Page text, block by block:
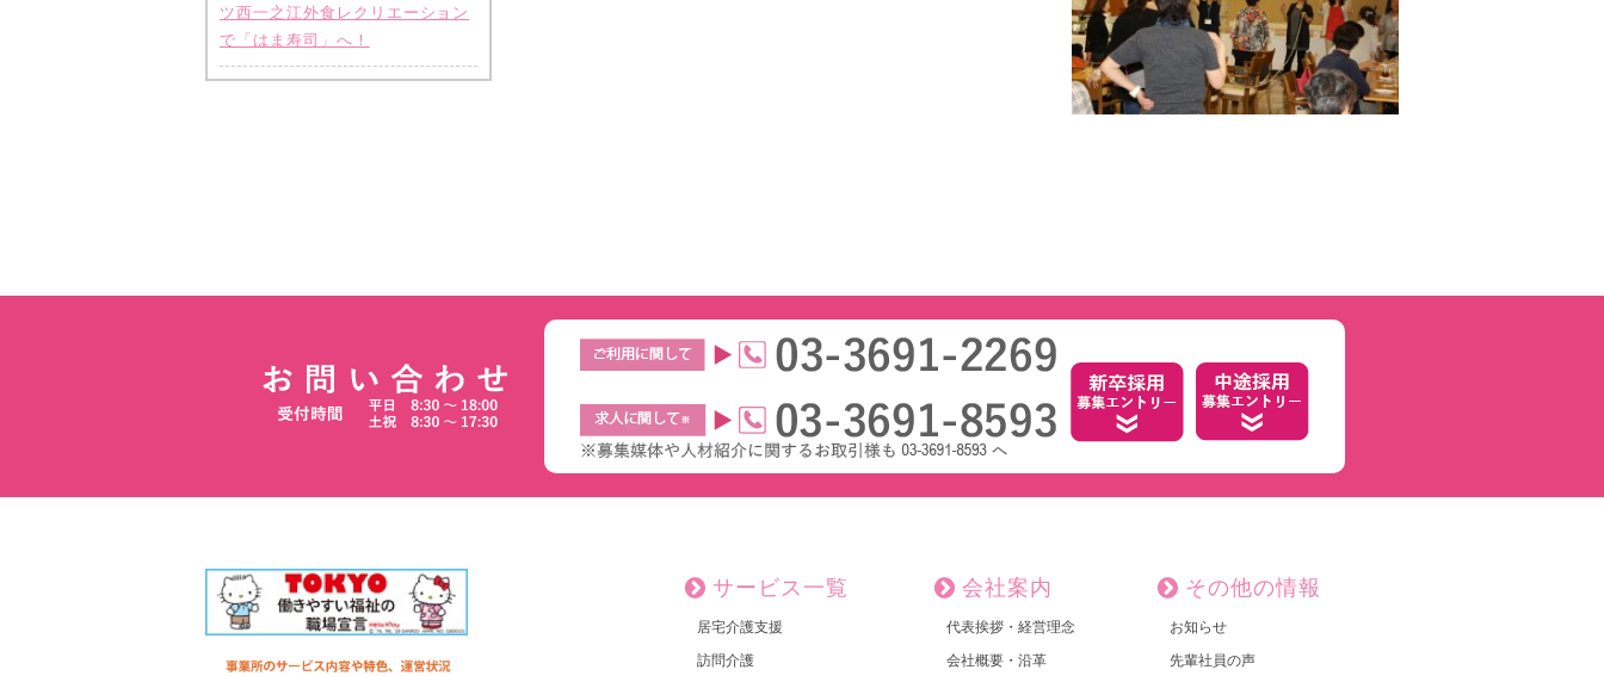
ツ西一之江外食レクリエーション
で「はま寿司」へ！
サービス一覧
居宅介護支援
訪問介護
会社案内
代表挨拶・経営理念
会社概要・沿革
その他の情報
お知らせ
先輩社員の声